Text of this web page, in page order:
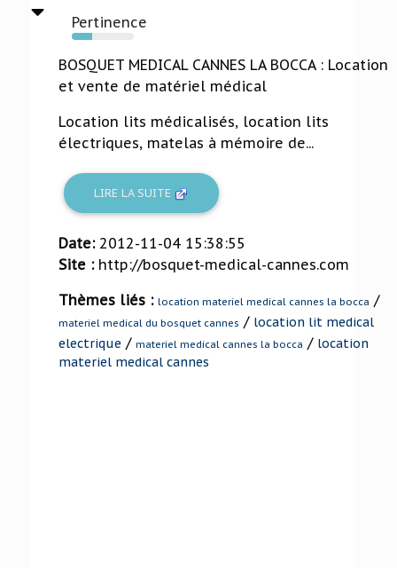
Pertinence
33%
BOSQUET MEDICAL CANNES LA BOCCA : Location
et vente de matériel médical
Location lits médicalisés, location lits
électriques, matelas à mémoire de...
LIRE LA SUITE
Date: 2012-11-04 15:38:55
Site : http://bosquet-medical-cannes.com
Thèmes liés : location materiel medical cannes la bocca /
materiel medical du bosquet cannes / location lit medical
electrique / materiel medical cannes la bocca / location
materiel medical cannes